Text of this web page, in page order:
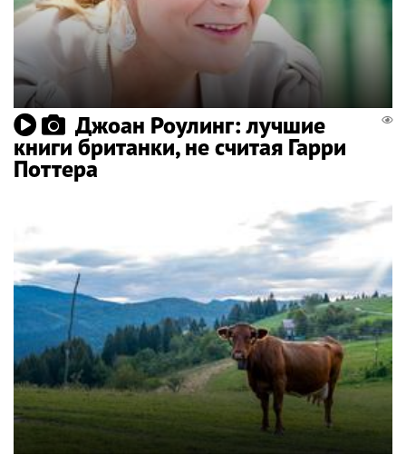
Джоан Роулинг: лучшие
книги британки, не считая Гарри
Поттера